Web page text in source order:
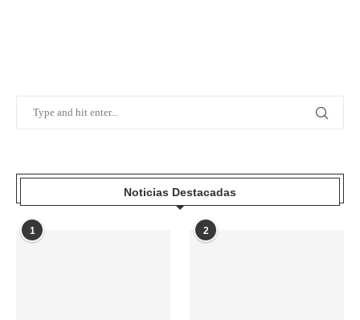
Noticias Destacadas
1 2